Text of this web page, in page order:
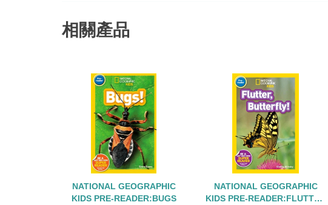
相關產品
NATIONAL GEOGRAPHIC
KIDS PRE-READER:BUGS
NATIONAL GEOGRAPHIC
KIDS PRE-READER:FLUTTER